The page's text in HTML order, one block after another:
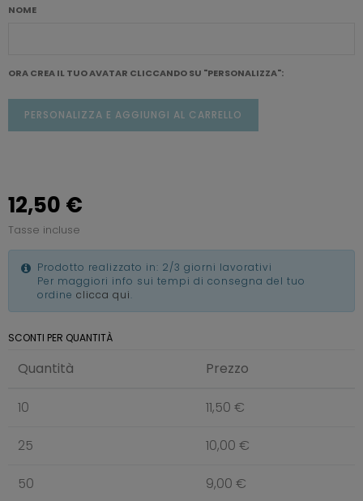
NOME
ORA CREA IL TUO AVATAR CLICCANDO SU "PERSONALIZZA":
PERSONALIZZA E AGGIUNGI AL CARRELLO
12,50 €
Tasse incluse
Prodotto realizzato in: 2/3 giorni lavorativi
Per maggiori info sui tempi di consegna del tuo
ordine clicca qui.
SCONTI PER QUANTITÀ
Quantità Prezzo
10 11,50 €
25 10,00 €
50 9,00 €